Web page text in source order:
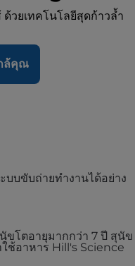
วยเทคโนโลยีสุดก้าวล้ำ
ล้คุณ
บบขับถ่ายทำงานได้อย่าง
ขโตอายุมากกว่า 7 ปี สุนัข
ช้อาหาร Hill's Science